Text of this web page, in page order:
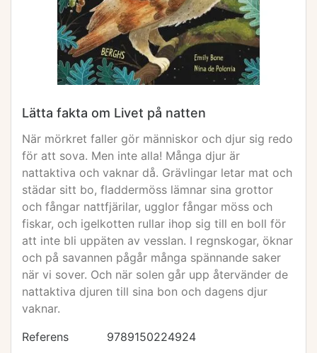
Lätta fakta om Livet på natten
När mörkret faller gör människor och djur sig redo
för att sova. Men inte alla! Många djur är
nattaktiva och vaknar då. Grävlingar letar mat och
städar sitt bo, fladdermöss lämnar sina grottor
och fångar nattfjärilar, ugglor fångar möss och
fiskar, och igelkotten rullar ihop sig till en boll för
att inte bli uppäten av vesslan. I regnskogar, öknar
och på savannen pågår många spännande saker
när vi sover. Och när solen går upp återvänder de
nattaktiva djuren till sina bon och dagens djur
vaknar.
Referens
9789150224924